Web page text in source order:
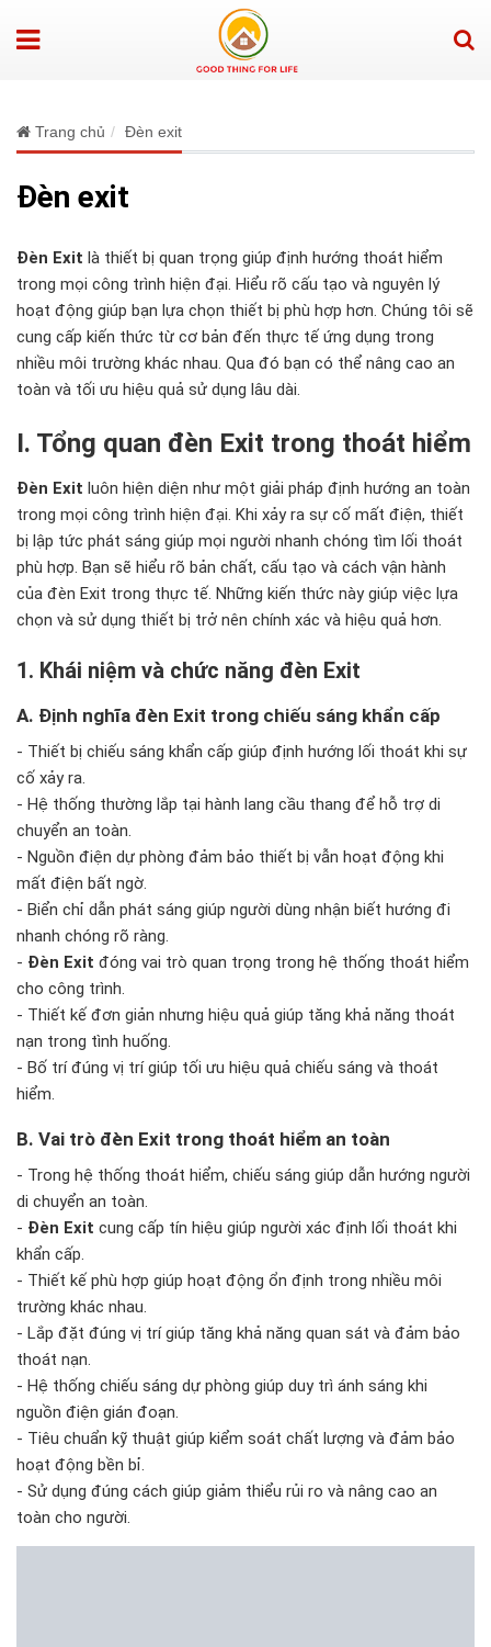
Trang chủ Đèn exit
Đèn exit
Đèn Exit là thiết bị quan trọng giúp định hướng thoát hiểm
trong mọi công trình hiện đại. Hiểu rõ cấu tạo và nguyên lý
hoạt động giúp bạn lựa chọn thiết bị phù hợp hơn. Chúng tôi sẽ
cung cấp kiến thức từ cơ bản đến thực tế ứng dụng trong
nhiều môi trường khác nhau. Qua đó bạn có thể nâng cao an
toàn và tối ưu hiệu quả sử dụng lâu dài.
I. Tổng quan đèn Exit trong thoát hiểm
Đèn Exit luôn hiện diện như một giải pháp định hướng an toàn
trong mọi công trình hiện đại. Khi xảy ra sự cố mất điện, thiết
bị lập tức phát sáng giúp mọi người nhanh chóng tìm lối thoát
phù hợp. Bạn sẽ hiểu rõ bản chất, cấu tạo và cách vận hành
của đèn Exit trong thực tế. Những kiến thức này giúp việc lựa
chọn và sử dụng thiết bị trở nên chính xác và hiệu quả hơn.
1. Khái niệm và chức năng đèn Exit
A. Định nghĩa đèn Exit trong chiếu sáng khẩn cấp
- Thiết bị chiếu sáng khẩn cấp giúp định hướng lối thoát khi sự
cố xảy ra.
- Hệ thống thường lắp tại hành lang cầu thang để hỗ trợ di
chuyển an toàn.
- Nguồn điện dự phòng đảm bảo thiết bị vẫn hoạt động khi
mất điện bất ngờ.
- Biển chỉ dẫn phát sáng giúp người dùng nhận biết hướng đi
nhanh chóng rõ ràng.
- Đèn Exit đóng vai trò quan trọng trong hệ thống thoát hiểm
cho công trình.
- Thiết kế đơn giản nhưng hiệu quả giúp tăng khả năng thoát
nạn trong tình huống.
- Bố trí đúng vị trí giúp tối ưu hiệu quả chiếu sáng và thoát
hiểm.
B. Vai trò đèn Exit trong thoát hiểm an toàn
- Trong hệ thống thoát hiểm, chiếu sáng giúp dẫn hướng người
di chuyển an toàn.
- Đèn Exit cung cấp tín hiệu giúp người xác định lối thoát khi
khẩn cấp.
- Thiết kế phù hợp giúp hoạt động ổn định trong nhiều môi
trường khác nhau.
- Lắp đặt đúng vị trí giúp tăng khả năng quan sát và đảm bảo
thoát nạn.
- Hệ thống chiếu sáng dự phòng giúp duy trì ánh sáng khi
nguồn điện gián đoạn.
- Tiêu chuẩn kỹ thuật giúp kiểm soát chất lượng và đảm bảo
hoạt động bền bỉ.
- Sử dụng đúng cách giúp giảm thiểu rủi ro và nâng cao an
toàn cho người.